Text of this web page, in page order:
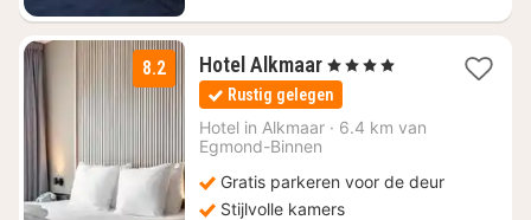
8.2 Hotel Alkmaar1
nacht
vanaf
€
, 4 Sterren
Rustig gelegen
Hotel in Alkmaar · 6.4 km van
Egmond-Binnen
Gratis parkeren voor de deur
Stijlvolle kamers